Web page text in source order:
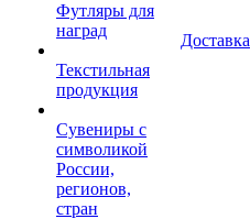
Футляры для
наград
Текстильная
продукция
Сувениры с
символикой
России,
регионов,
стран
Доставка